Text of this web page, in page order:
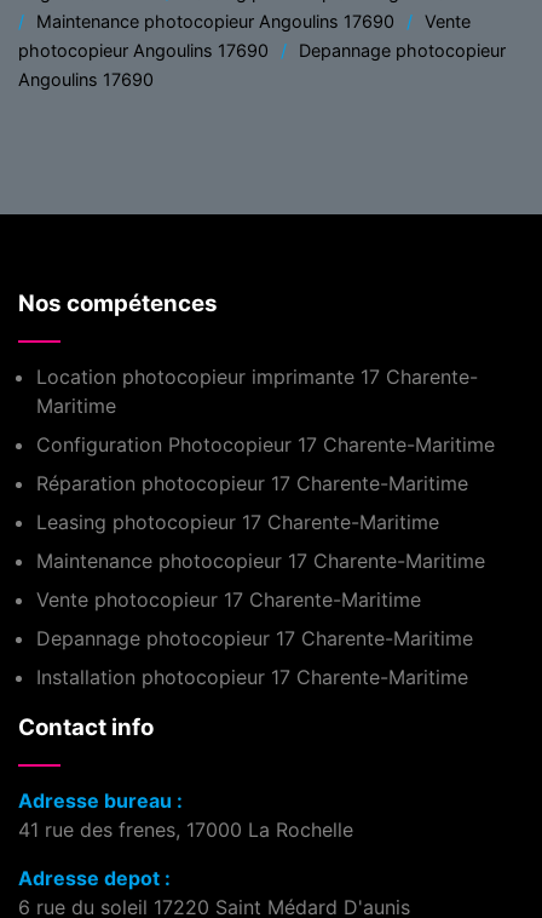
Maintenance photocopieur Angoulins 17690
Vente
photocopieur Angoulins 17690
Depannage photocopieur
Angoulins 17690
Nos compétences
Location photocopieur imprimante 17 Charente-
Maritime
Configuration Photocopieur 17 Charente-Maritime
Réparation photocopieur 17 Charente-Maritime
Leasing photocopieur 17 Charente-Maritime
Maintenance photocopieur 17 Charente-Maritime
Vente photocopieur 17 Charente-Maritime
Depannage photocopieur 17 Charente-Maritime
Installation photocopieur 17 Charente-Maritime
Contact info
Adresse bureau :
41 rue des frenes, 17000 La Rochelle
Adresse depot :
6 rue du soleil 17220 Saint Médard D'aunis